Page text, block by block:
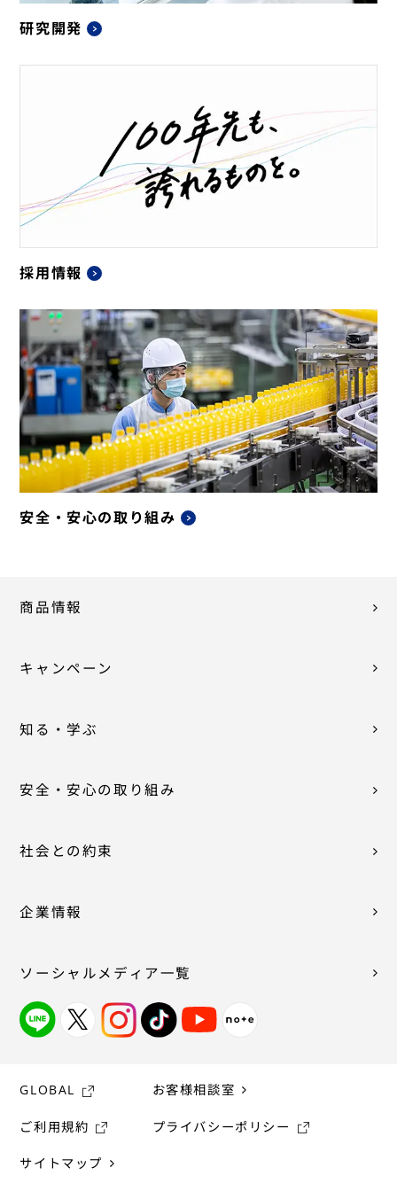
研究開発
採用情報
安全・安心の取り組み
商品情報
キャンペーン
知る・学ぶ
安全・安心の取り組み
社会との約束
企業情報
ソーシャルメディア一覧
GLOBAL お客様相談室
ご利用規約 プライバシーポリシー
サイトマップ